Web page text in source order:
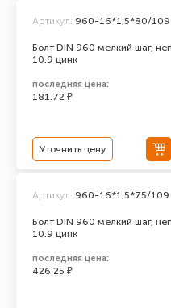
Болт DIN 960 мелкий шаг,
10.9 цинк
Артикул: 960-16*1,5*80/109
последняя цена:
181.72 ₽
Уточнить цену
Болт DIN 960 мелкий шаг,
10.9 цинк
Артикул: 960-16*1,5*75/109
последняя цена:
426.25 ₽